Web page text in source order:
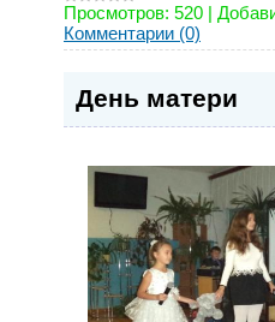
Просмотров: 520 |
Комментарии (0)
День матери